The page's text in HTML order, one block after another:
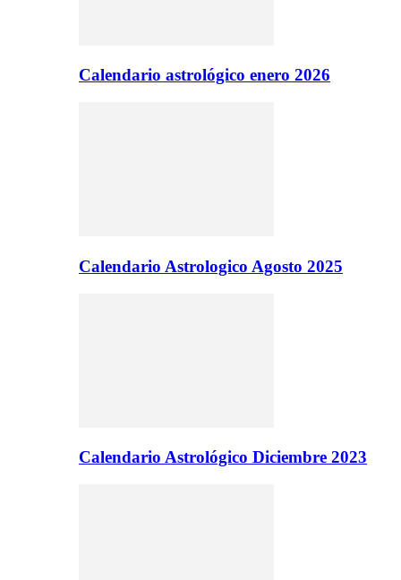
Calendario astrológico enero 2026
Calendario Astrologico Agosto 2025
Calendario Astrológico Diciembre 2023